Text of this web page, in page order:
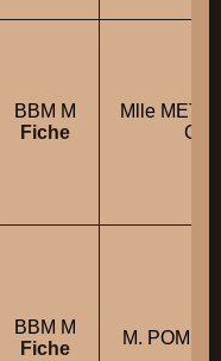
BBM M
Fiche
Mlle
BBM M
Fiche
M.